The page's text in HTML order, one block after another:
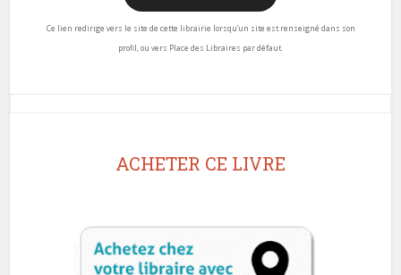
Ce lien redirige vers le site de cette librairie lorsqu’un site est renseigné dans son
profil, ou vers Place des Libraires par défaut.
ACHETER CE LIVRE